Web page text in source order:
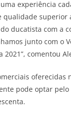
experiência
qualidade
ducatista com a
junto com o
2021”, comentou
pode optar